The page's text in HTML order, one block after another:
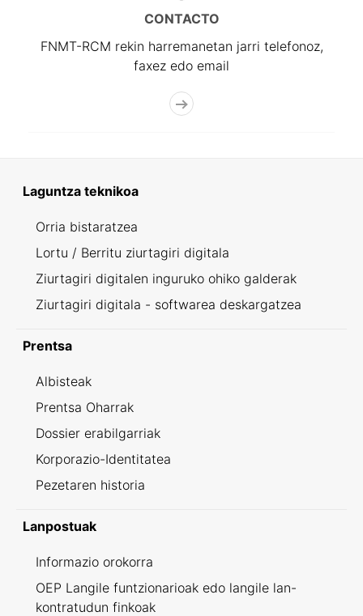
CONTACTO
FNMT-RCM rekin harremanetan jarri telefonoz,
faxez edo email
Laguntza teknikoa
Orria bistaratzea
Lortu / Berritu ziurtagiri digitala
Ziurtagiri digitalen inguruko ohiko galderak
Ziurtagiri digitala - softwarea deskargatzea
Prentsa
Albisteak
Prentsa Oharrak
Dossier erabilgarriak
Korporazio-Identitatea
Pezetaren historia
Lanpostuak
Informazio orokorra
OEP Langile funtzionarioak edo langile lan-
kontratudun finkoak